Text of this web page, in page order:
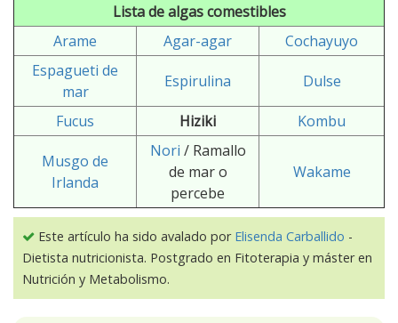
Lista de algas comestibles
Arame
Agar-agar
Cochayuyo
Espagueti de
mar
Espirulina Dulse
Fucus Hiziki Kombu
Musgo de
Irlanda
Nori / Ramallo
de mar o
percebe
Wakame
Este artículo ha sido avalado por Elisenda Carballido -
Dietista nutricionista. Postgrado en Fitoterapia y máster en
Nutrición y Metabolismo.